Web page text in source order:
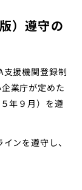
）遵守の
援機関登録制
業庁が定めた
年９月）を遵
ンを遵守し、